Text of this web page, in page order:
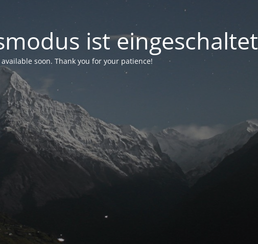
ist eingeschaltet
soon. Thank you for your patience!